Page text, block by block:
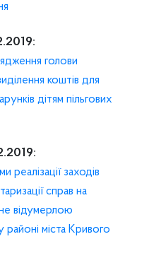
голови
коштів для
дітям пільгових
заходів
справ на
відумерлою
міста Кривого